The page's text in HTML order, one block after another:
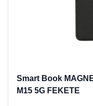
Smart Book
M15 5G FEKETE